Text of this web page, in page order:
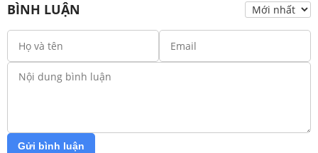
BÌNH LUẬN
Gửi bình luận